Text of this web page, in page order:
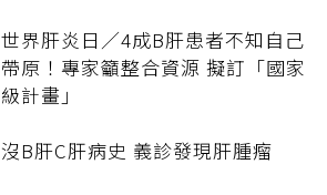
世界肝炎日／4成B肝患者不知自己
帶原！專家籲整合資源 擬訂「國家
級計畫」
沒B肝C肝病史 義診發現肝腫瘤